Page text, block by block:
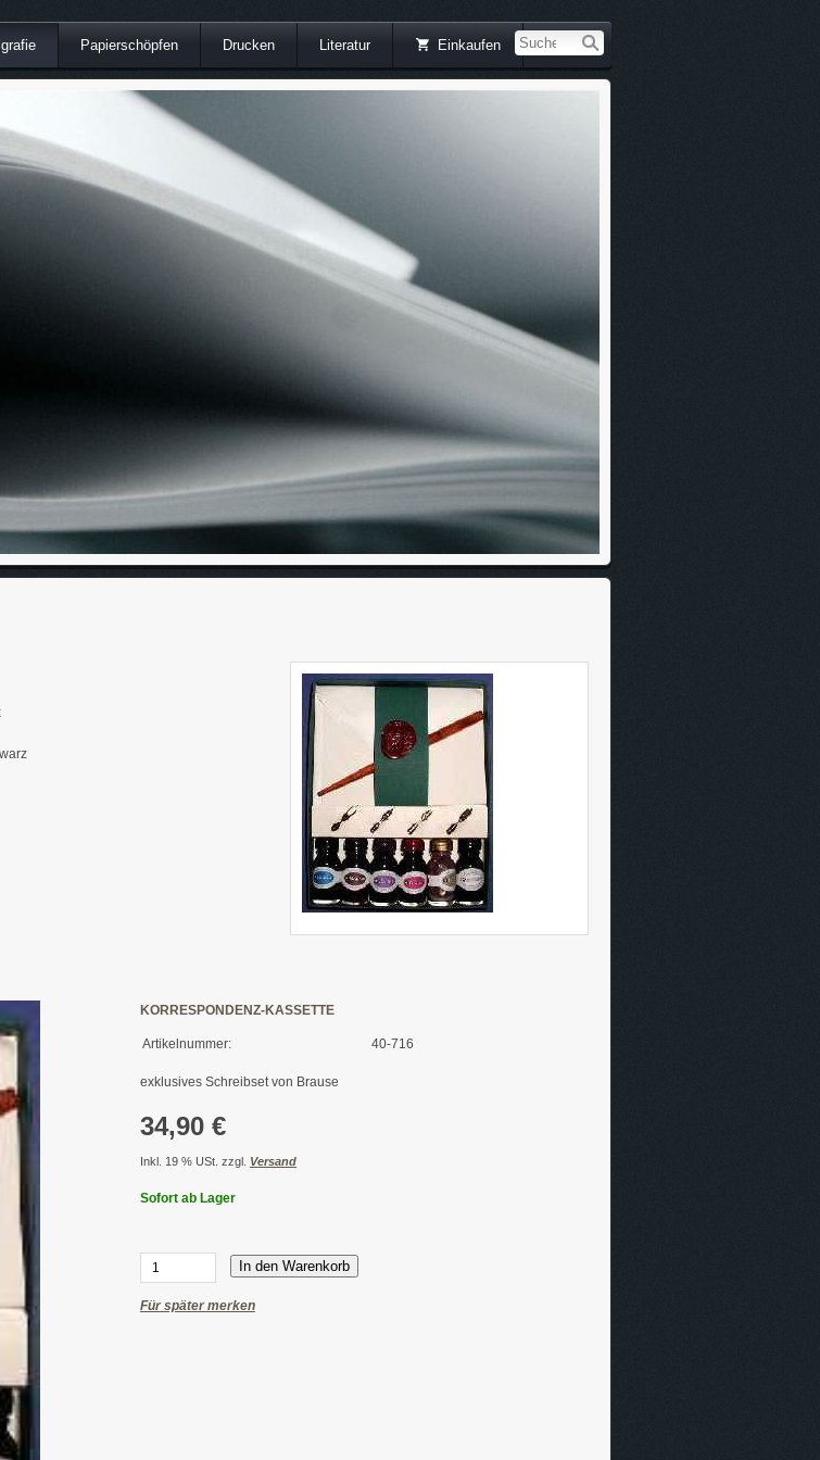
Papierschöpfen Drucken Literatur Einkaufen
KORRESPONDENZ-KASSETTE
Artikelnummer: 40-716
exklusives Schreibset von Brause
34,90 €
Inkl. 19 % USt. zzgl. Versand
Sofort ab Lager
In den Warenkorb
Für später merken